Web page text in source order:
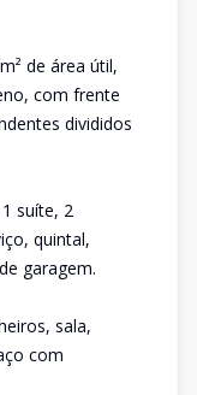
de área útil,
com frente
divididos
suíte, 2
quintal,
garagem.
sala,
com